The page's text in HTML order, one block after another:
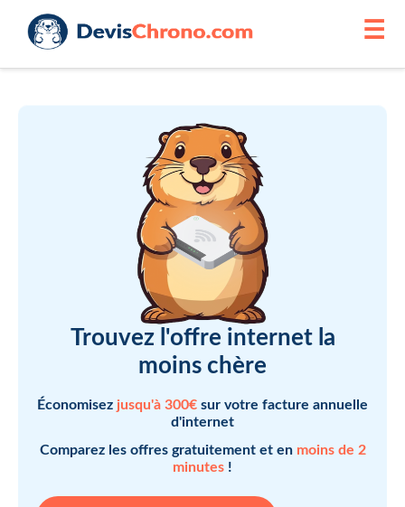
☰
Trouvez l'offre internet la
moins chère
Économisez jusqu'à 300€ sur votre facture annuelle
d'internet
Comparez les offres gratuitement et en moins de 2
minutes !